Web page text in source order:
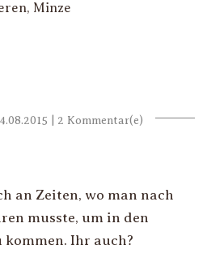
, Minze
| 2 Kommentar(e)
an Zeiten, wo man nach
musste, um in den
kommen. Ihr auch?